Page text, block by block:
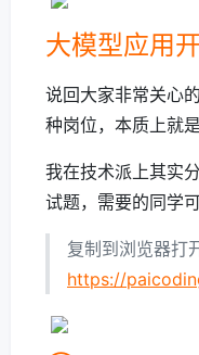
大模型应用
说回大家非常关心
种岗位，本质上就
我在技术派上其实
试题，需要的同学
复制到浏览器打
https://